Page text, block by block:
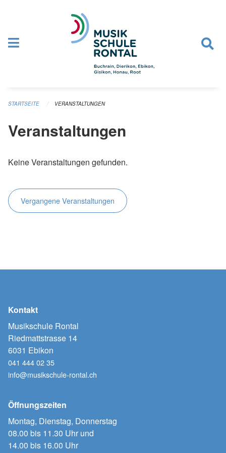
STARTSEITE VERANSTALTUNGEN
Veranstaltungen
Keine Veranstaltungen gefunden.
Vergangene Veranstaltungen
Kontakt
Musikschule Rontal
Riedmattstrasse 14
6031 Ebikon
041 444 02 35
info@musikschule-rontal.ch
Öffnungszeiten
Montag, Dienstag, Donnerstag
08.00 bis 11.30 Uhr und
14.00 bis 16.00 Uhr